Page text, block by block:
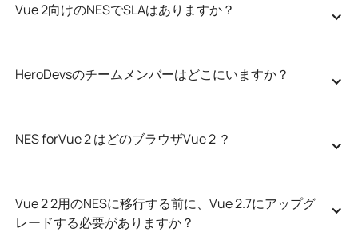
Vue 2向けのNESでSLAはありますか？
HeroDevsのチームメンバーはどこにいますか？
NES forVue 2 はどのブラウザVue 2 ？
Vue 2 2用のNESに移行する前に、Vue 2.7にアップグ
レードする必要がありますか？